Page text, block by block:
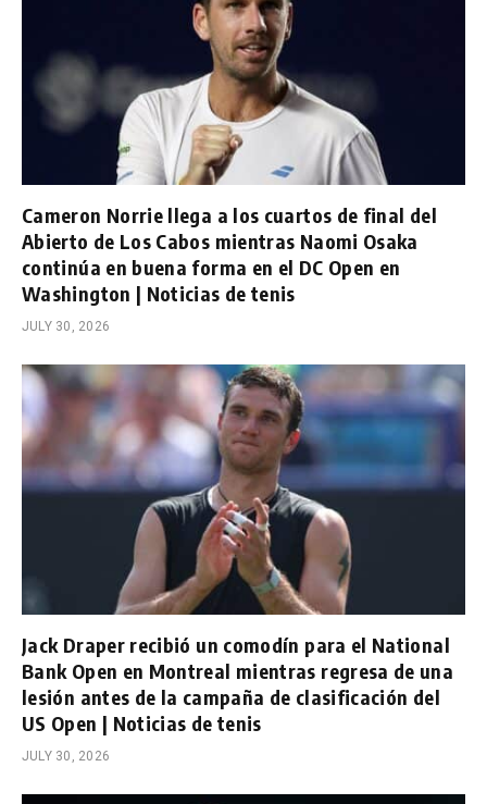
Cameron Norrie llega a los cuartos de final del
Abierto de Los Cabos mientras Naomi Osaka
continúa en buena forma en el DC Open en
Washington | Noticias de tenis
JULY 30, 2026
Jack Draper recibió un comodín para el National
Bank Open en Montreal mientras regresa de una
lesión antes de la campaña de clasificación del
US Open | Noticias de tenis
JULY 30, 2026